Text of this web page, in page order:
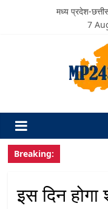
मध्य प्रदेश-
7
Breaking:
इस दिन